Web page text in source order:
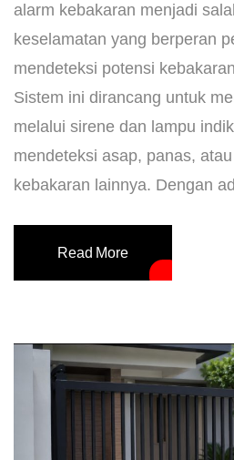
alarm kebakaran menjadi
keselamatan yang berperan
mendeteksi potensi
Sistem ini dirancang untuk
melalui sirene dan lampu
mendeteksi asap, panas,
kebakaran lainnya. Dengan
Read More